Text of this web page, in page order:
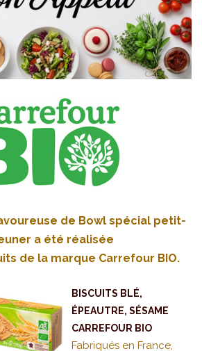
de Bowl spécial petit-
a été réalisée
de la marque Carrefour BIO.
BISCUITS BLÉ,
ÉPEAUTRE, SÉSAME
CARREFOUR BIO
Fabriqués en France,